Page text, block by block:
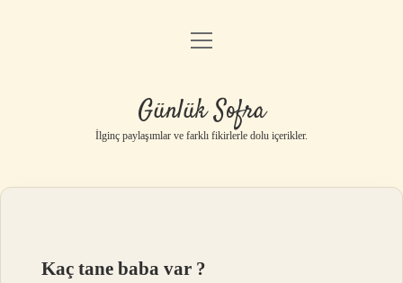
Anasayfa
Yasal Uyarı
menüyü
Günlük Sofra
İlginç paylaşımlar ve farklı fikirlerle dolu içerikler.
Kaç tane baba var ?